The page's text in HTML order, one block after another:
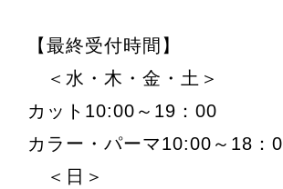
【最終受付時間】
＜水・木・金・土＞
カット10:00～19：00
カラー・パーマ10:00～18：
＜日＞